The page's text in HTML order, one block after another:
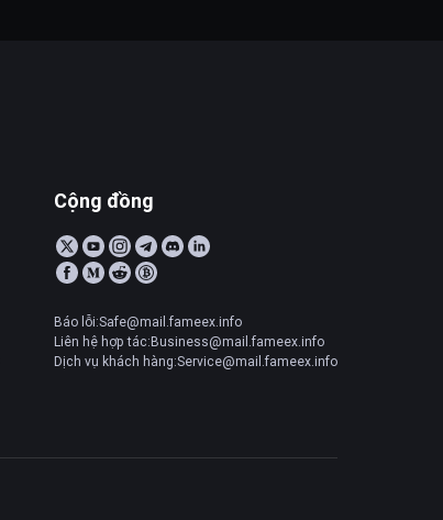
Cộng đồng
Báo lỗi:Safe@mail.fameex.info
Liên hệ hợp tác:Business@mail.fameex.info
Dịch vụ khách hàng:Service@mail.fameex.info